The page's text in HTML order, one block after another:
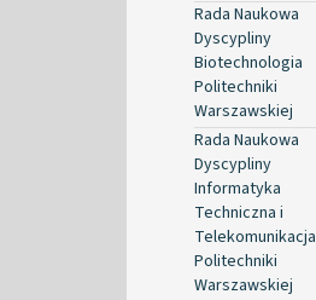
Rada Naukowa
Dyscypliny
Biotechnologia
Politechniki
Warszawskiej
Rada Naukowa
Dyscypliny
Informatyka
Techniczna i
Telekomunikacja
Politechniki
Warszawskiej